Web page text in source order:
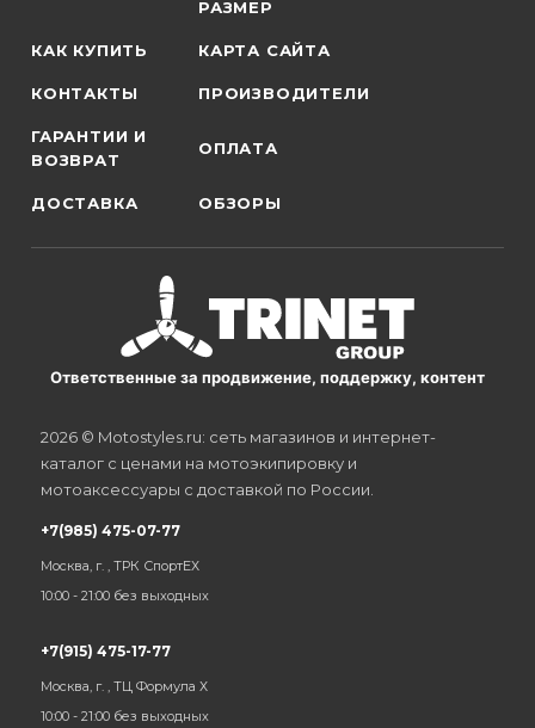
РАЗМЕР
КАК КУПИТЬ КАРТА САЙТА
КОНТАКТЫ ПРОИЗВОДИТЕЛИ
ГАРАНТИИ И
ВОЗВРАТ
ОПЛАТА
ДОСТАВКА ОБЗОРЫ
Ответственные за продвижение, поддержку, контент
2026 © Motostyles.ru: сеть магазинов и интернет-
каталог с ценами на мотоэкипировку и
мотоаксессуары с доставкой по России.
+7(985) 475-07-77
Москва, г. , ТРК СпортЕХ
10:00 - 21:00 без выходных
+7(915) 475-17-77
Москва, г. , ТЦ Формула Х
10:00 - 21:00 без выходных